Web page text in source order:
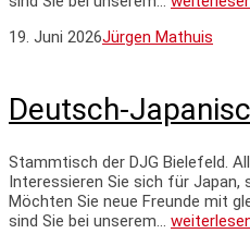
19. Juni 2026Jürgen Mathuis
Deutsch-
Stammtisch der DJG Bielefeld.
Interessieren Sie sich für Japan,
Möchten Sie neue Freunde mit
sind Sie bei unserem…